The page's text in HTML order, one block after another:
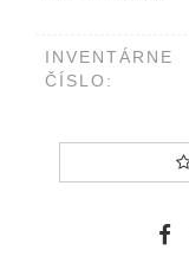
INVENTÁRNE
ČÍSLO: